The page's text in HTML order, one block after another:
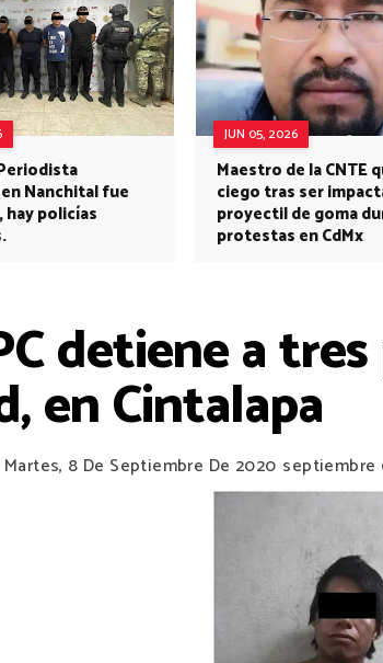
Nanchital fue
hay policías
JUN 05, 2026
Maestro de la CNTE
ciego tras ser
proyectil de goma
protestas en CdMx
detiene a
en Cintalapa
Martes, 8 De Septiembre De 2020 septiembre